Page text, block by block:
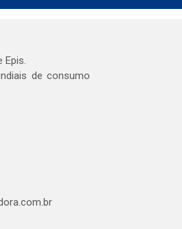
Epis.
de consumo